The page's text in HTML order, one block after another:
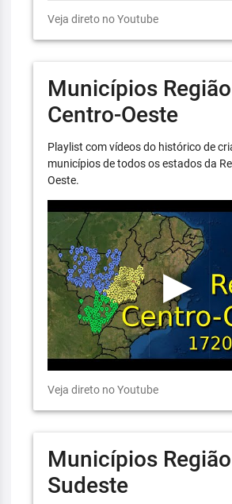
Veja direto no Youtube
Municípios Região
Centro-Oeste
Playlist com vídeos do histórico de
municípios de todos os estados da
Oeste.
Veja direto no Youtube
Municípios Região
Sudeste